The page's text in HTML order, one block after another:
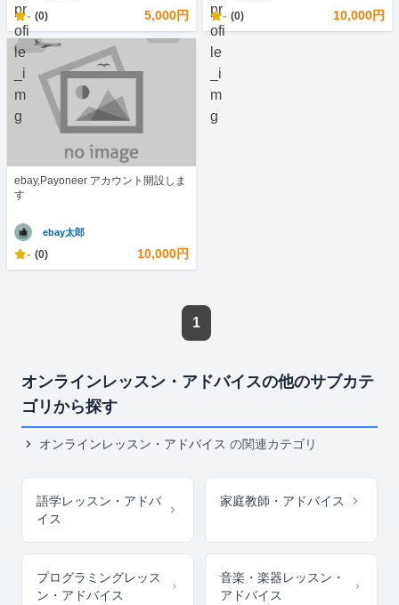
- (0) 5,000円 - (0) 10,000円
ebay,Payoneer アカウント開設しま
す
ebay太郎
- (0) 10,000円
1
オンラインレッスン・アドバイスの他のサブカテ
ゴリから探す
オンラインレッスン・アドバイス の関連カテゴリ
語学レッスン・アドバ
イス
家庭教師・アドバイス
プログラミングレッス
ン・アドバイス
音楽・楽器レッスン・
アドバイス